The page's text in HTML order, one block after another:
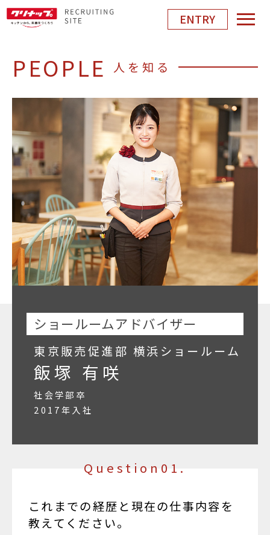
ENTRY
PEOPLE 人を知る
ショールームアドバイザー
東京販売促進部 横浜ショールーム
飯塚 有咲
社会学部卒
2017年入社
Question01.
これまでの経歴と現在の仕事内容を
教えてください。